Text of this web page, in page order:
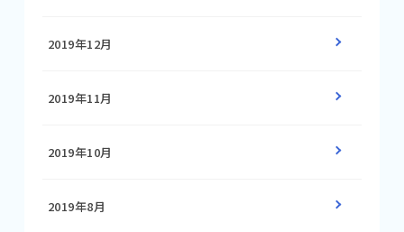
2019年12月
2019年11月
2019年10月
2019年8月